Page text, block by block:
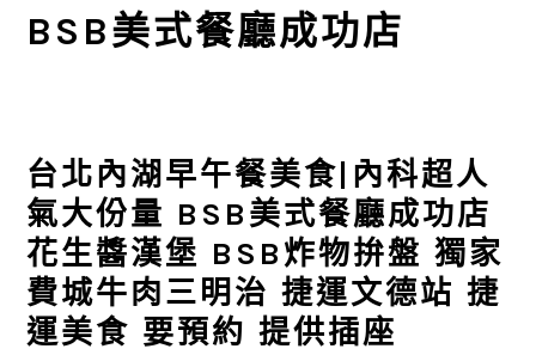
BSB美式餐廳成功店
台北內湖早午餐美食|內科超人
氣大份量 BSB美式餐廳成功店
花生醬漢堡 BSB炸物拚盤 獨家
費城牛肉三明治 捷運文德站 捷
運美食 要預約 提供插座